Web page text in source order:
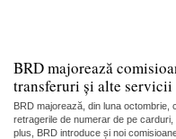
BRD majorează
transferuri și alte servicii
BRD majorează, din luna octombrie,
retragerile de numerar de pe
plus, BRD introduce și noi